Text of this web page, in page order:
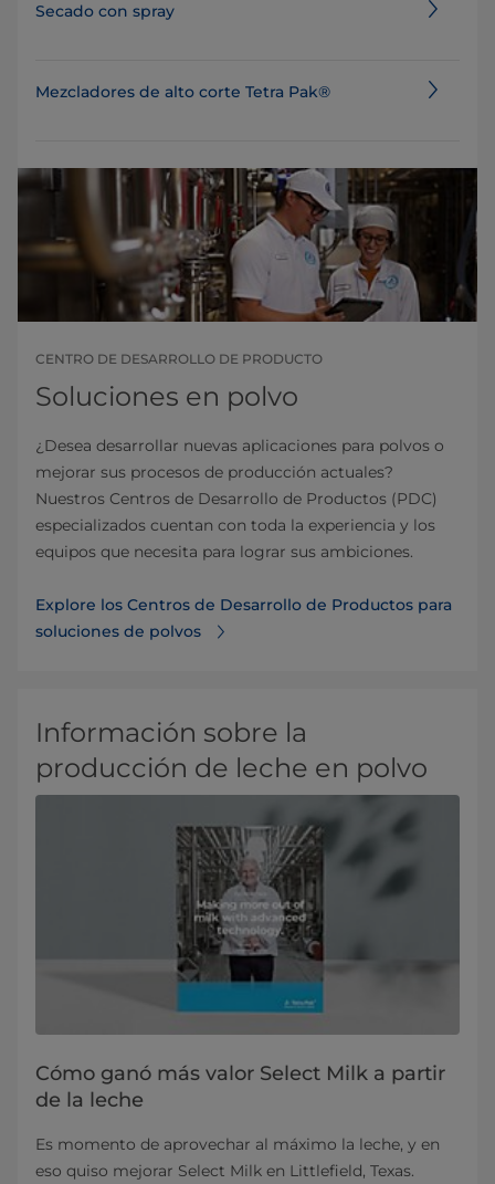
Secado con spray
Mezcladores de alto corte Tetra Pak®
CENTRO DE DESARROLLO DE PRODUCTO
Soluciones en polvo
¿Desea desarrollar nuevas aplicaciones para polvos o
mejorar sus procesos de producción actuales?
Nuestros Centros de Desarrollo de Productos (PDC)
especializados cuentan con toda la experiencia y los
equipos que necesita para lograr sus ambiciones.
Explore los Centros de Desarrollo de Productos para
soluciones de polvos
Información sobre la
producción de leche en polvo
Cómo ganó más valor Select Milk a partir
de la leche
Es momento de aprovechar al máximo la leche, y en
eso quiso mejorar Select Milk en Littlefield, Texas.